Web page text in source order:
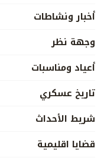
أخبار ونشاطات
وجهة نظر
أعياد ومناسبات
تاريخ عسكري
شريط الأحداث
قضايا اقليمية